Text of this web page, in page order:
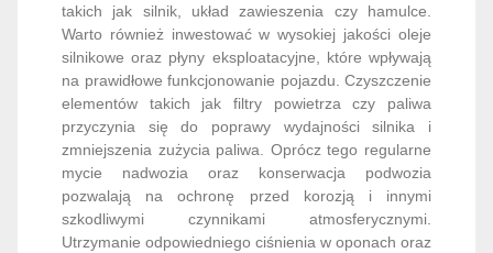
takich jak silnik, układ zawieszenia czy hamulce.
Warto również inwestować w wysokiej jakości oleje
silnikowe oraz płyny eksploatacyjne, które wpływają
na prawidłowe funkcjonowanie pojazdu. Czyszczenie
elementów takich jak filtry powietrza czy paliwa
przyczynia się do poprawy wydajności silnika i
zmniejszenia zużycia paliwa. Oprócz tego regularne
mycie nadwozia oraz konserwacja podwozia
pozwalają na ochronę przed korozją i innymi
szkodliwymi czynnikami atmosferycznymi.
Utrzymanie odpowiedniego ciśnienia w oponach oraz